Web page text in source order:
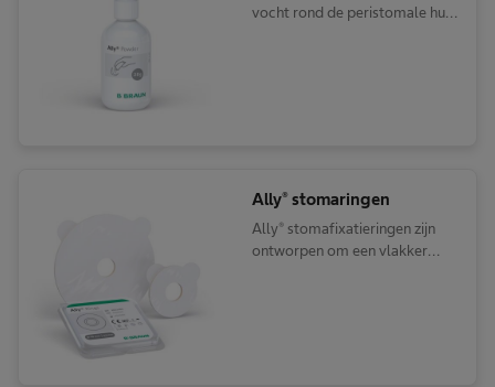
vocht rond de peristomale huid
Ally® stomaringen
Ally® stomafixatieringen zijn
ontworpen om een vlakker